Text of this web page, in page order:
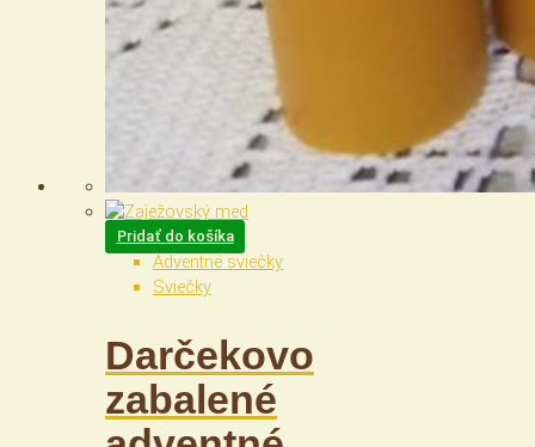
Pridať do košíka
Adventné sviečky
Sviečky
Darčekovo
zabalené